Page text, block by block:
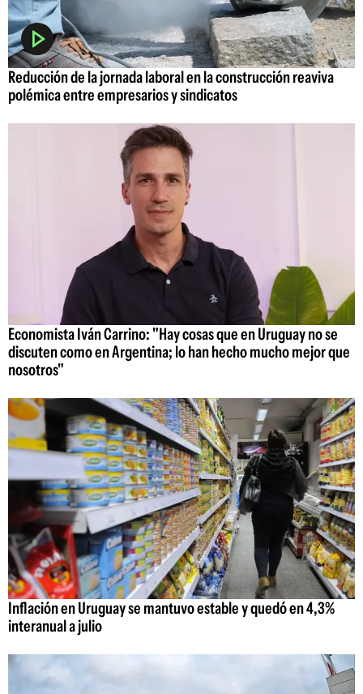
Reducción de la jornada laboral en la construcción reaviva
polémica entre empresarios y sindicatos
Economista Iván Carrino: "Hay cosas que en Uruguay no se
discuten como en Argentina; lo han hecho mucho mejor que
nosotros"
Inflación en Uruguay se mantuvo estable y quedó en 4,3%
interanual a julio